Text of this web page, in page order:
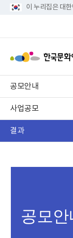
이 누리집은 대
공모안내
사업공모
결과
공모안